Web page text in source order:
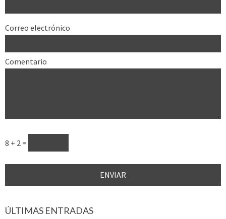
Correo electrónico
Comentario
8 + 2 =
ÚLTIMAS ENTRADAS